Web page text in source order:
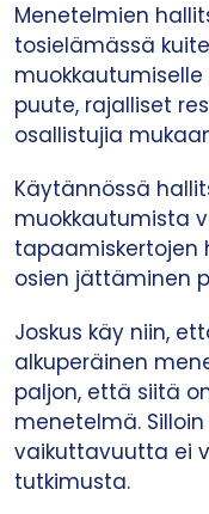
Menetelmien
tosielämässä
puute, rajalliset
osallistujia
Käytännössä
muokkautumista
tapaamiskertojen
osien jättäminen
Joskus käy niin,
alkuperäinen
paljon, että siitä
menetelmä.
vaikuttavuutta ei
tutkimusta.